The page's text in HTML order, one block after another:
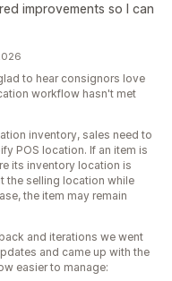
improvements so I can
to hear consignors love
workflow hasn't met
inventory, sales need to
POS location. If an item is
its inventory location is
the selling location while
the item may remain
and iterations we went
and came up with the
easier to manage: